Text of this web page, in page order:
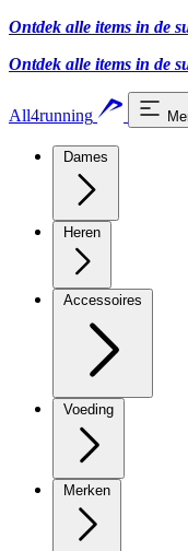
Ontdek alle items in de
Ontdek alle items in de
All4running
Dames
Heren
Accessoires
Voeding
Merken